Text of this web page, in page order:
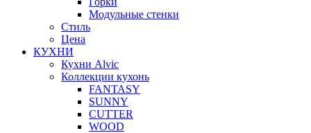
Модульные стенки
Стиль
Цена
КУХНИ
Кухни Alvic
Коллекции кухонь
FANTASY
SUNNY
CUTTER
WOOD